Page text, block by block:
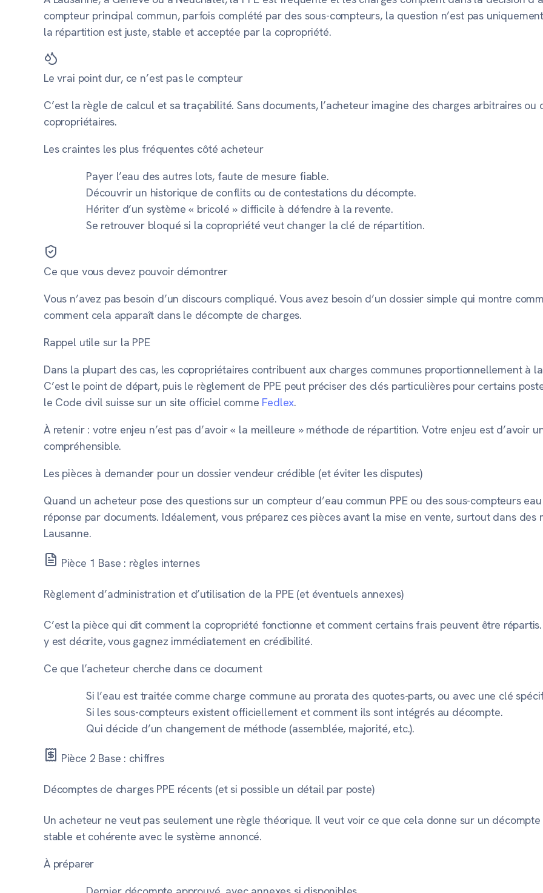
compteur principal commun, parfois complété par des sous-compteurs, la question n’est pas
la répartition est juste, stable et acceptée par la copropriété.
Le vrai point dur, ce n’est pas le compteur
C’est la règle de calcul et sa traçabilité. Sans documents, l’acheteur imagine des charges arbitraires
copropriétaires.
Les craintes les plus fréquentes côté acheteur
Payer l’eau des autres lots, faute de mesure fiable.
Découvrir un historique de conflits ou de contestations du décompte.
Hériter d’un système « bricolé » difficile à défendre à la revente.
Se retrouver bloqué si la copropriété veut changer la clé de répartition.
Ce que vous devez pouvoir démontrer
Vous n’avez pas besoin d’un discours compliqué. Vous avez besoin d’un dossier simple qui montre
comment cela apparaît dans le décompte de charges.
Rappel utile sur la PPE
Dans la plupart des cas, les copropriétaires contribuent aux charges communes proportionnellement à
C’est le point de départ, puis le règlement de PPE peut préciser des clés particulières pour certains
le Code civil suisse sur un site officiel comme Fedlex.
À retenir : votre enjeu n’est pas d’avoir « la meilleure » méthode de répartition. Votre enjeu est d’avoir
compréhensible.
Les pièces à demander pour un dossier vendeur crédible (et éviter les disputes)
Quand un acheteur pose des questions sur un compteur d’eau commun PPEou dessous-compteurs
réponse par documents. Idéalement, vous préparez ces pièces avant la mise en vente, surtout dans des
Lausanne.
Pièce 1 Base : règles internes
Règlement d’administration et d’utilisation de la PPE (et éventuels annexes)
C’est la pièce qui dit comment la copropriété fonctionne et comment certains frais peuvent être
y est décrite, vous gagnez immédiatement en crédibilité.
Ce que l’acheteur cherche dans ce document
Si l’eau est traitée comme charge commune au prorata des quotes-parts, ou avec une clé
Si les sous-compteurs existent officiellement et comment ils sont intégrés au décompte.
Qui décide d’un changement de méthode (assemblée, majorité, etc.).
Pièce 2 Base : chiffres
Décomptes de charges PPE récents (et si possible un détail par poste)
Un acheteur ne veut pas seulement une règle théorique. Il veut voir ce que cela donne sur un décompte
stable et cohérente avec le système annoncé.
À préparer